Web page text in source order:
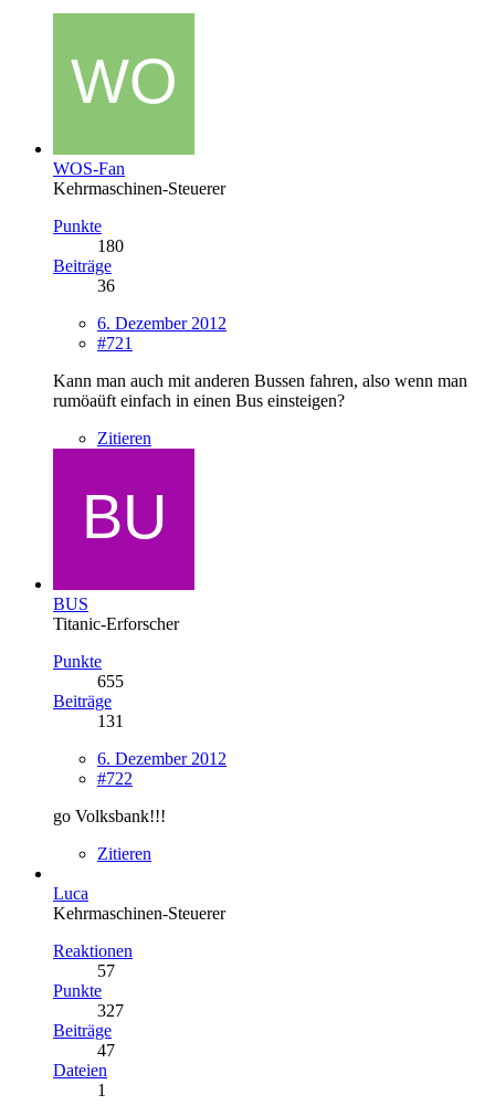
WOS-Fan
Kehrmaschinen-Steuerer
Punkte
180
Beiträge
36
6. Dezember 2012
#721
Kann man auch mit anderen Bussen fahren, also wenn man
rumöaüft einfach in einen Bus einsteigen?
Zitieren
BUS
Titanic-Erforscher
Punkte
655
Beiträge
131
6. Dezember 2012
#722
go Volksbank!!!
Zitieren
Luca
Kehrmaschinen-Steuerer
Reaktionen
57
Punkte
327
Beiträge
47
Dateien
1